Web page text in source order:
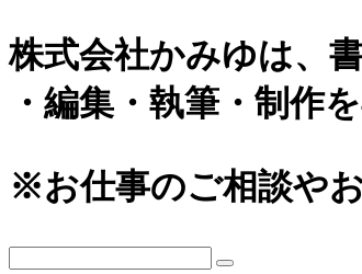
株式会社かみゆは、
・編集・執筆・制作
※お仕事のご相談や